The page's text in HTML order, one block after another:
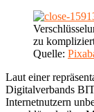
zu
Quelle:
Laut einer
Digitalverbands
Internetnutzern